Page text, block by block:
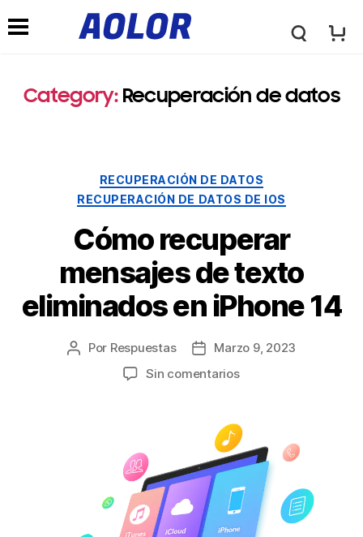
L
o
t
i
e
Category: Recuperación de datos
RECUPERACIÓN DE DATOS
RECUPERACIÓN DE DATOS DE IOS
Cómo recuperar
mensajes de texto
eliminados en iPhone 14
Por Respuestas
Marzo 9, 2023
Sin comentarios